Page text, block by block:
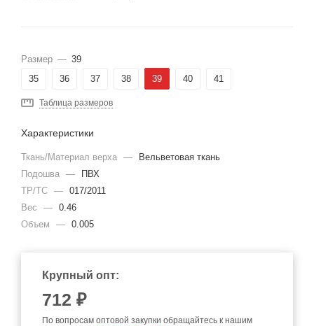
Размер — 39
35
36 37 38 39 40 41
Таблица размеров
Характеристики
Ткань/Материал верха —
Вельветовая ткань
Подошва —
ПВХ
ТР/ТС — 017/2011
Вес
— 0.46
Объем
— 0.005
Крупный опт:
712 ₽
По вопросам оптовой закупки обращайтесь к нашим